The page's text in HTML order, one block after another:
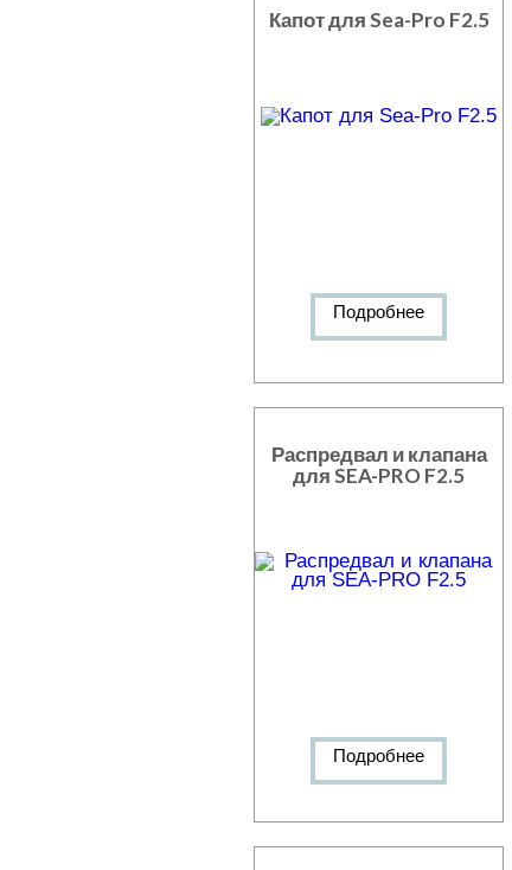
Капот для Sea-Pro F2.5
Подробнее
Распредвал и клапана
для SEA-PRO F2.5
Подробнее